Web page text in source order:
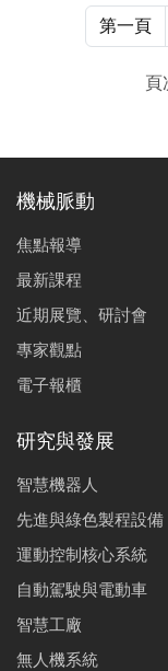
共同基準。透過
重複、可追溯
NC（Numerical
試切成本與撞機
第一頁
頁
機械脈動
焦點報導
最新課程
近期展覽、研討會
專家觀點
電子報櫃
研究與發展
智慧機器人
先進與綠色製程設備
運動控制核心系統
自動駕駛與電動車
智慧工廠
無人機系統